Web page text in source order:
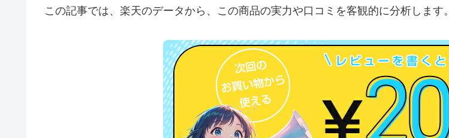
この記事では、楽天のデータから、この商品の実力や口コミを客観的に分析します。